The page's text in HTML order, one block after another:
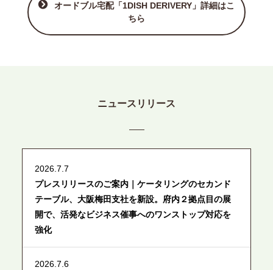
オードブル宅配「1DISH DERIVERY」詳細はこ
ちら
ニュースリリース
2026.7.7
プレスリリースのご案内｜ケータリングのセカンド
テーブル、大阪梅田支社を新設。府内２拠点目の展
開で、活発なビジネス催事へのワンストップ対応を
強化
2026.7.6